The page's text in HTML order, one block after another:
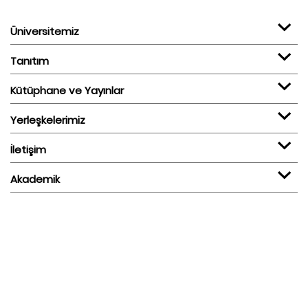
Üniversitemiz
Tanıtım
Kütüphane ve Yayınlar
Yerleşkelerimiz
İletişim
Akademik